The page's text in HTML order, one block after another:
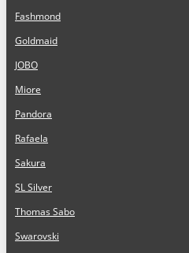
Fashmond
Goldmaid
JOBO
Miore
Pandora
Rafaela
Sakura
SL Silver
Thomas Sabo
Swarovski